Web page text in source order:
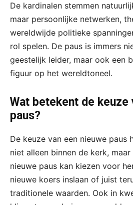
De kardinalen stemmen
maar persoonlijke netwerken,
wereldwijde politieke
rol spelen. De paus is immers
geestelijk leider, maar ook een
figuur op het wereldtoneel.
Wat betekent de keuze
paus?
De keuze van een nieuwe paus
niet alleen binnen de kerk,
nieuwe paus kan kiezen voor
nieuwe koers inslaan of juist
traditionele waarden. Ook in